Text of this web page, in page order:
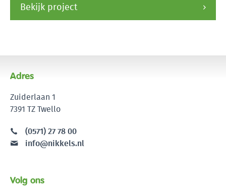
Bekijk project
Adres
Zuiderlaan 1
7391 TZ Twello
(0571) 27 78 00
info@nikkels.nl
Volg ons